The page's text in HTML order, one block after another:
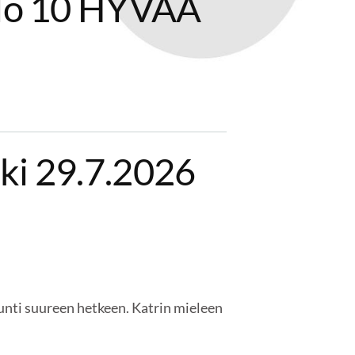
29.7.2026
suureen hetkeen. Katrin mieleen